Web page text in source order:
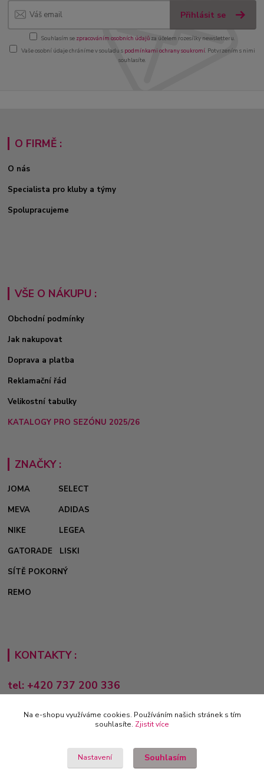
Přihlásit se
Souhlasím se zpracováním osobních údajůza účelem rozesílky newsletteru.
Vaše osobní údaje chráníme v souladu s podmínkami ochrany soukromí. Potvrzením s nimi
souhlasíte.
O FIRMĚ :
O nás
Specialista pro kluby a týmy
Spolupracujeme
VŠE O NÁKUPU :
Obchodní podmínky
Jak nakupovat
Doprava a platba
Reklamační řád
Velikostní tabulky
KATALOGY PRO SEZÓNU 2025/26
ZNAČKY :
JOMA
SELECT
MEVA
ADIDAS
NIKE
LEGEA
GATORADE
LISKI
SÍTĚ POKORNÝ
REMO
KONTAKTY :
tel: +420 737 200 336
Pondělí-Pátek: 8 - 17 hodin
obchod@e-sporting.cz
Na e-shopu využíváme cookies. Používáním našich stránek s tím
souhlasíte. Zjistit více
Nastavení Souhlasím